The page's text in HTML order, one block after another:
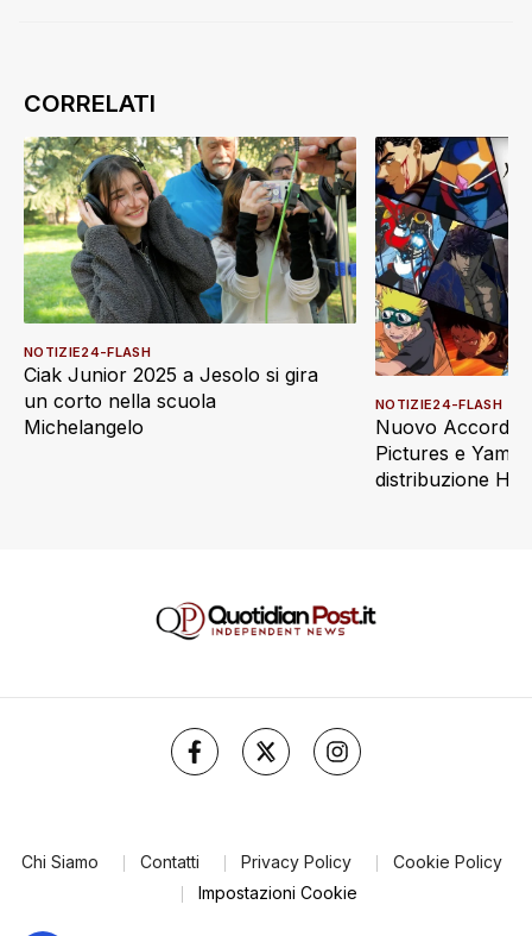
Ciak Junior 2025 a Jesolo si gira
un corto nella scuola
Michelangelo
NOTIZIE24-FLASH
Nuovo Accordo
Pictures e
distribuzione
NOTIZIE24-FLASH
Chi Siamo Contatti Privacy Policy
Cookie Policy
Impostazioni Cookie